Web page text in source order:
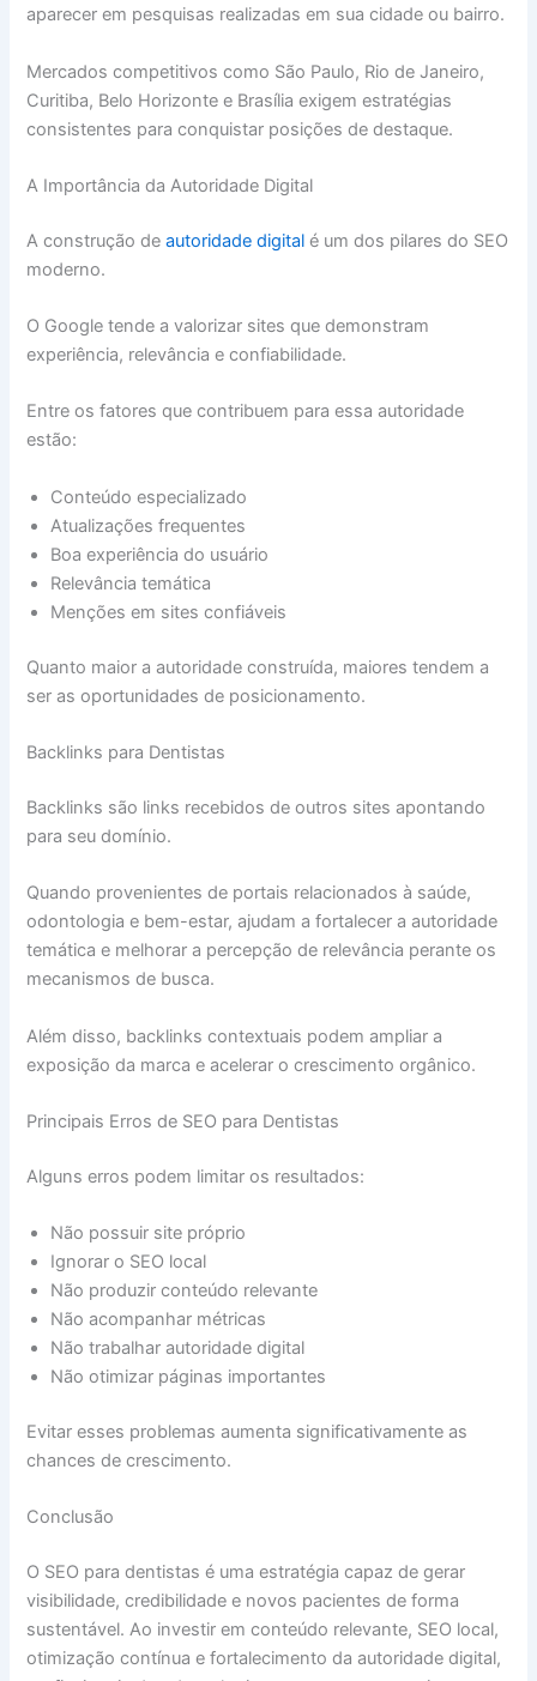
aparecer em pesquisas realizadas em sua cidade ou bairro.
Mercados competitivos como São Paulo, Rio de Janeiro,
Curitiba, Belo Horizonte e Brasília exigem estratégias
consistentes para conquistar posições de destaque.
A Importância da Autoridade Digital
A construção deautoridade digital é um dos pilares do SEO
moderno.
O Google tende a valorizar sites que demonstram
experiência, relevância e confiabilidade.
Entre os fatores que contribuem para essa autoridade
estão:
Conteúdo especializado
Atualizações frequentes
Boa experiência do usuário
Relevância temática
Menções em sites confiáveis
Quanto maior a autoridade construída, maiores tendem a
ser as oportunidades de posicionamento.
Backlinks para Dentistas
Backlinks são links recebidos de outros sites apontando
para seu domínio.
Quando provenientes de portais relacionados à saúde,
odontologia e bem-estar, ajudam a fortalecer a autoridade
temática e melhorar a percepção de relevância perante os
mecanismos de busca.
Além disso, backlinks contextuais podem ampliar a
exposição da marca e acelerar o crescimento orgânico.
Principais Erros de SEO para Dentistas
Alguns erros podem limitar os resultados:
Não possuir site próprio
Ignorar o SEO local
Não produzir conteúdo relevante
Não acompanhar métricas
Não trabalhar autoridade digital
Não otimizar páginas importantes
Evitar esses problemas aumenta significativamente as
chances de crescimento.
Conclusão
O SEO para dentistas é uma estratégia capaz de gerar
visibilidade, credibilidade e novos pacientes de forma
sustentável. Ao investir em conteúdo relevante, SEO local,
otimização contínua e fortalecimento da autoridade digital,